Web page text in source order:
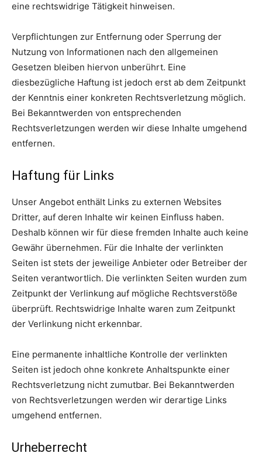
eine rechtswidrige Tätigkeit hinweisen.
Verpflichtungen zur Entfernung oder Sperrung der
Nutzung von Informationen nach den allgemeinen
Gesetzen bleiben hiervon unberührt. Eine
diesbezügliche Haftung ist jedoch erst ab dem Zeitpunkt
der Kenntnis einer konkreten Rechtsverletzung möglich.
Bei Bekanntwerden von entsprechenden
Rechtsverletzungen werden wir diese Inhalte umgehend
entfernen.
Haftung für Links
Unser Angebot enthält Links zu externen Websites
Dritter, auf deren Inhalte wir keinen Einfluss haben.
Deshalb können wir für diese fremden Inhalte auch keine
Gewähr übernehmen. Für die Inhalte der verlinkten
Seiten ist stets der jeweilige Anbieter oder Betreiber der
Seiten verantwortlich. Die verlinkten Seiten wurden zum
Zeitpunkt der Verlinkung auf mögliche Rechtsverstöße
überprüft. Rechtswidrige Inhalte waren zum Zeitpunkt
der Verlinkung nicht erkennbar.
Eine permanente inhaltliche Kontrolle der verlinkten
Seiten ist jedoch ohne konkrete Anhaltspunkte einer
Rechtsverletzung nicht zumutbar. Bei Bekanntwerden
von Rechtsverletzungen werden wir derartige Links
umgehend entfernen.
Urheberrecht